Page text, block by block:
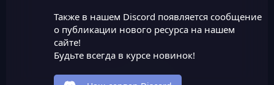
Также в нашем Discord появляется сообщение
о публикации нового ресурса на нашем
сайте!
Будьте всегда в курсе новинок!